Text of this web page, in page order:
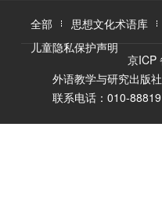
全部 思想文化术语库
儿童隐私保护声明
京ICP
外语教学与研究出版
联系电话：010-